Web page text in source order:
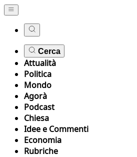
Cerca
Attualità
Politica
Mondo
Agorà
Podcast
Chiesa
Idee e Commenti
Economia
Rubriche